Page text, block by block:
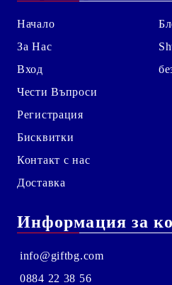
Начало
За Нас
Вход
Чести Въпроси
Регистрация
Бисквитки
Контакт с нас
Доставка
Информация за
info@giftbg.com
0884 22 38 56